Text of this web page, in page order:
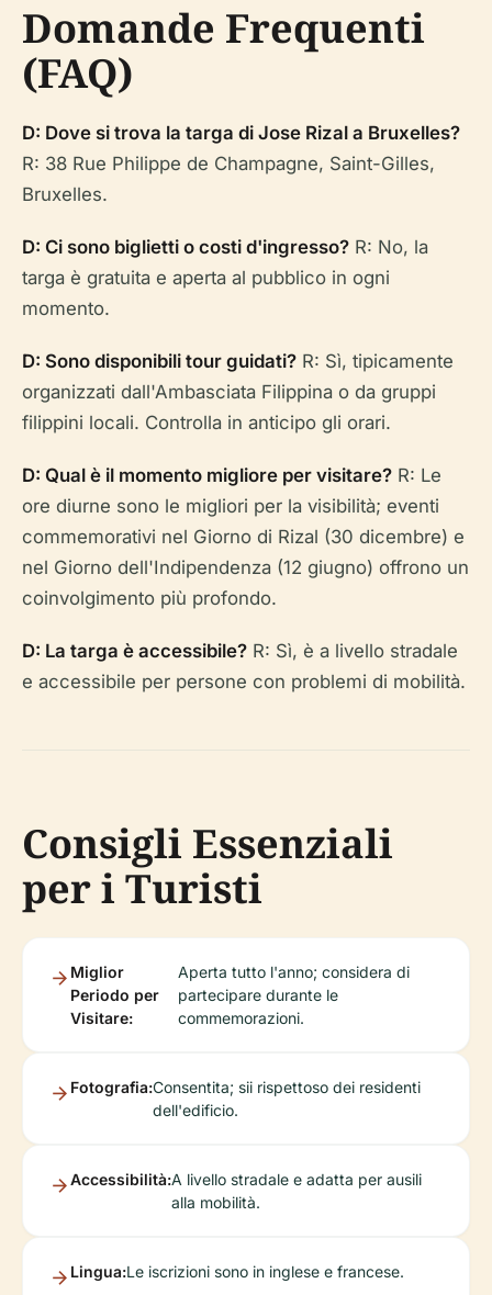
Domande Frequenti
(FAQ)
D: Dove si trova la targa di Jose Rizal a Bruxelles?
R: 38 Rue Philippe de Champagne, Saint-Gilles,
Bruxelles.
D: Ci sono biglietti o costi d'ingresso? R: No, la
targa è gratuita e aperta al pubblico in ogni
momento.
D: Sono disponibili tour guidati? R: Sì, tipicamente
organizzati dall'Ambasciata Filippina o da gruppi
filippini locali. Controlla in anticipo gli orari.
D: Qual è il momento migliore per visitare? R: Le
ore diurne sono le migliori per la visibilità; eventi
commemorativi nel Giorno di Rizal (30 dicembre) e
nel Giorno dell'Indipendenza (12 giugno) offrono un
coinvolgimento più profondo.
D: La targa è accessibile? R: Sì, è a livello stradale
e accessibile per persone con problemi di mobilità.
Consigli Essenziali
per i Turisti
Miglior
Periodo per
Visitare:
Aperta tutto l'anno; considera di
partecipare durante le
commemorazioni.
Fotografia:Consentita; sii rispettoso dei residenti
dell'edificio.
Accessibilità:A livello stradale e adatta per ausili
alla mobilità.
Lingua:Le iscrizioni sono in inglese e francese.